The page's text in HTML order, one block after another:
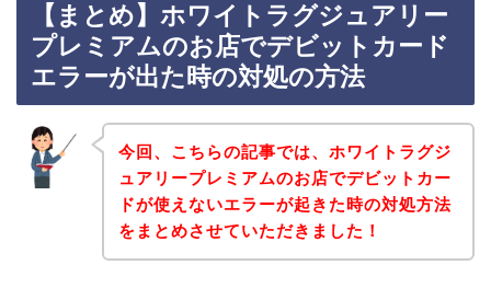
【まとめ】ホワイトラグジュアリー
プレミアムのお店でデビットカード
エラーが出た時の対処の方法
今回、こちらの記事では、ホワイトラグジ
ュアリープレミアムのお店でデビットカー
ドが使えないエラーが起きた時の対処方法
をまとめさせていただきました！